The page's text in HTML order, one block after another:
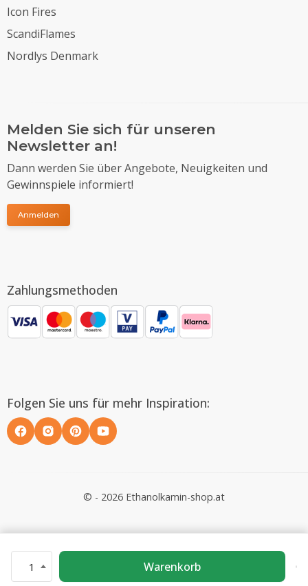
1 Warenkorb
Icon Fires
ScandiFlames
Nordlys Denmark
Melden Sie sich für unseren
Newsletter an!
Dann werden Sie über Angebote, Neuigkeiten und
Gewinnspiele informiert!
Anmelden
Zahlungsmethoden
Folgen Sie uns für mehr Inspiration:
© - 2026 Ethanolkamin-shop.at